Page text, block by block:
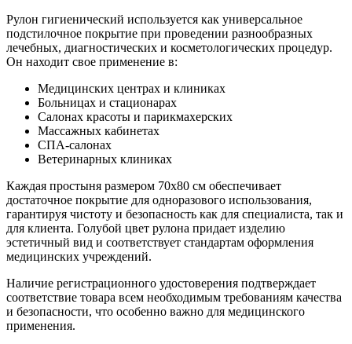
Рулон гигиенический используется как универсальное
подстилочное покрытие при проведении разнообразных
лечебных, диагностических и косметологических процедур.
Он находит свое применение в:
Медицинских центрах и клиниках
Больницах и стационарах
Салонах красоты и парикмахерских
Массажных кабинетах
СПА-салонах
Ветеринарных клиниках
Каждая простыня размером 70x80 см обеспечивает
достаточное покрытие для одноразового использования,
гарантируя чистоту и безопасность как для специалиста, так и
для клиента. Голубой цвет рулона придает изделию
эстетичный вид и соответствует стандартам оформления
медицинских учреждений.
Наличие регистрационного удостоверения подтверждает
соответствие товара всем необходимым требованиям качества
и безопасности, что особенно важно для медицинского
применения.